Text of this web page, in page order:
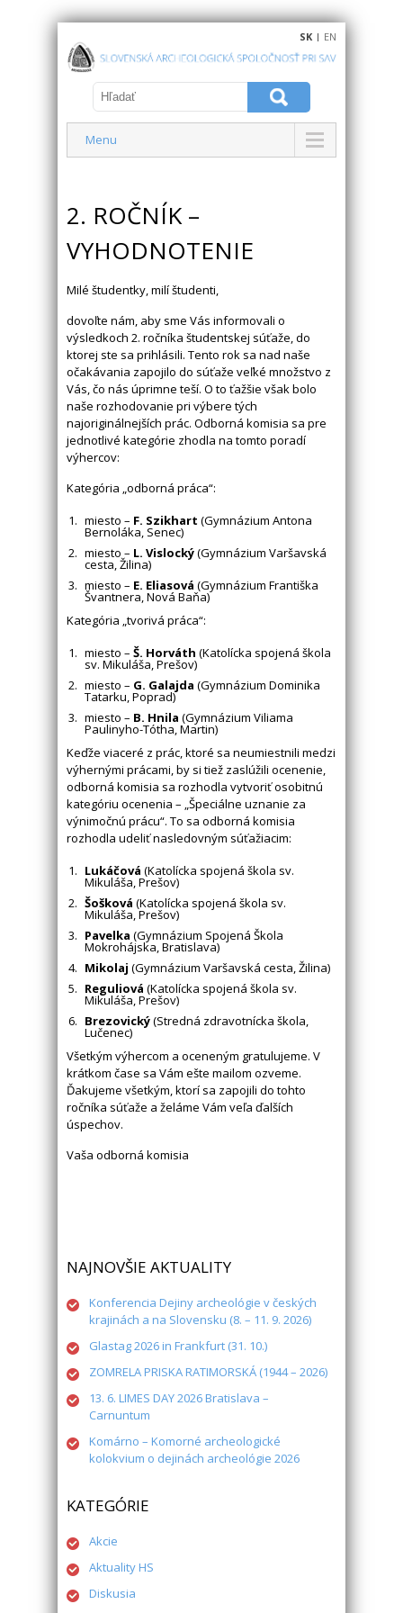
SK | EN
Menu
2. ROČNÍK –
VYHODNOTENIE
Milé študentky, milí študenti,
dovoľte nám, aby sme Vás informovali o
výsledkoch 2. ročníka študentskej súťaže, do
ktorej ste sa prihlásili. Tento rok sa nad naše
očakávania zapojilo do súťaže veľké množstvo z
Vás, čo nás úprimne teší. O to ťažšie však bolo
naše rozhodovanie pri výbere tých
najoriginálnejších prác. Odborná komisia sa pre
jednotlivé kategórie zhodla na tomto poradí
výhercov:
Kategória „odborná práca“:
miesto – F. Szikhart (Gymnázium Antona
Bernoláka, Senec)
miesto – L. Vislocký(Gymnázium Varšavská
cesta, Žilina)
miesto – E. Eliasová (Gymnázium Františka
Švantnera, Nová Baňa)
Kategória „tvorivá práca“:
miesto – Š. Horváth (Katolícka spojená škola
sv. Mikuláša, Prešov)
miesto – G. Galajda (Gymnázium Dominika
Tatarku, Poprad)
miesto – B. Hnila (Gymnázium Viliama
Paulinyho-Tótha, Martin)
Keďže viaceré z prác, ktoré sa neumiestnili medzi
výhernými prácami, by si tiež zaslúžili ocenenie,
odborná komisia sa rozhodla vytvoriť osobitnú
kategóriu ocenenia – „Špeciálne uznanie za
výnimočnú prácu“. To sa odborná komisia
rozhodla udeliť nasledovným súťažiacim:
Lukáčová (Katolícka spojená škola sv.
Mikuláša, Prešov)
Šošková (Katolícka spojená škola sv.
Mikuláša, Prešov)
Pavelka (Gymnázium Spojená Škola
Mokrohájska, Bratislava)
Mikolaj (Gymnázium Varšavská cesta, Žilina)
Reguliová (Katolícka spojená škola sv.
Mikuláša, Prešov)
Brezovický(Stredná zdravotnícka škola,
Lučenec)
Všetkým výhercom a oceneným gratulujeme. V
krátkom čase sa Vám ešte mailom ozveme.
Ďakujeme všetkým, ktorí sa zapojili do tohto
ročníka súťaže a želáme Vám veľa ďalších
úspechov.
Vaša odborná komisia
NAJNOVŠIE AKTUALITY
Konferencia Dejiny archeológie v českých
krajinách a na Slovensku (8. – 11. 9. 2026)
Glastag 2026 in Frankfurt (31. 10.)
ZOMRELA PRISKA RATIMORSKÁ (1944 – 2026)
13. 6. LIMES DAY 2026 Bratislava –
Carnuntum
Komárno – Komorné archeologické
kolokvium o dejinách archeológie 2026
KATEGÓRIE
Akcie
Aktuality HS
Diskusia